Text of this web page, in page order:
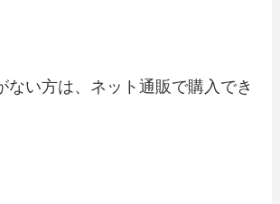
ない方は、ネット通販で購入でき